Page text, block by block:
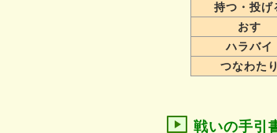
持つ・投げ
おす
ハラバイ
つなわたり
戦いの手引